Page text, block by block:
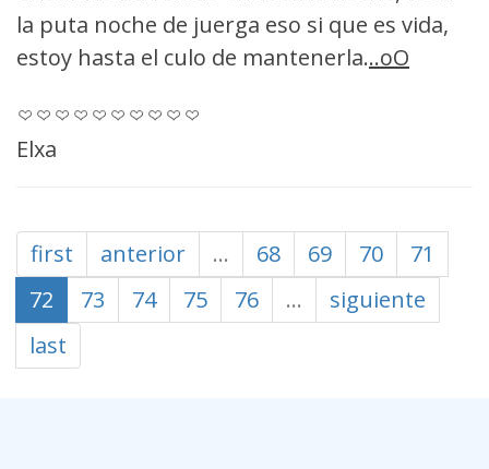
la puta noche de juerga eso si que es vida,
estoy hasta el culo de mantenerla...oO
Elxa
first anterior … 68 69 70
71
72
73 74 75 76 …
siguiente
last